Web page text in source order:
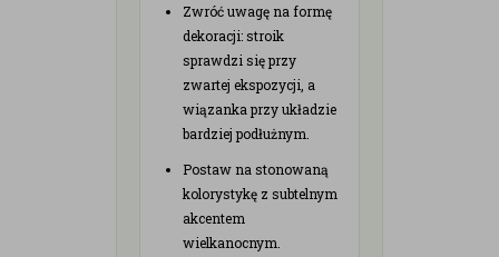
Zwróć uwagę na formę
dekoracji: stroik
sprawdzi się przy
zwartej ekspozycji, a
wiązanka przy układzie
bardziej podłużnym.
Postaw na stonowaną
kolorystykę z subtelnym
akcentem
wielkanocnym.